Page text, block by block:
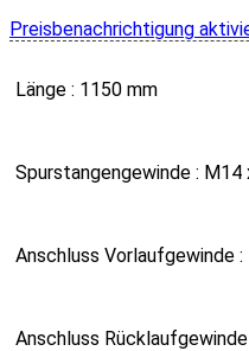
Preisbenachrichtigung
Länge : 1150 mm
Spurstangengewinde : M14
Anschluss
Anschluss